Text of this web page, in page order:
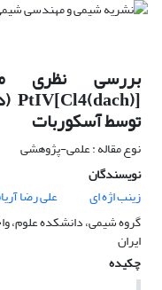
بررسی نظری
توسط آسکوربات
نوع مقاله : علمی-پژوهشی
نویسندگان
زینب اژه ای
علی رضا
گروه شیمی، دانشکده علوم،
ایران
چکیده